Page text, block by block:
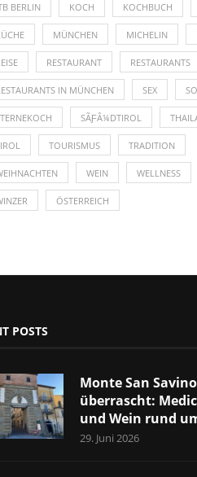
BERLIN KOCH KOCHBUCH
MÜNCHEN MICHELIN
RESTAURANT RESTAURANTS
IN MÜNCHEN SEX
SÃƑÂ¼DTIROL
TOURISMUS TRADITION
WEIN WELLNESS
ÖSTERREICH
POSTS
Monte San Savino
überrascht:
und Wein rund
29. Juni 2026